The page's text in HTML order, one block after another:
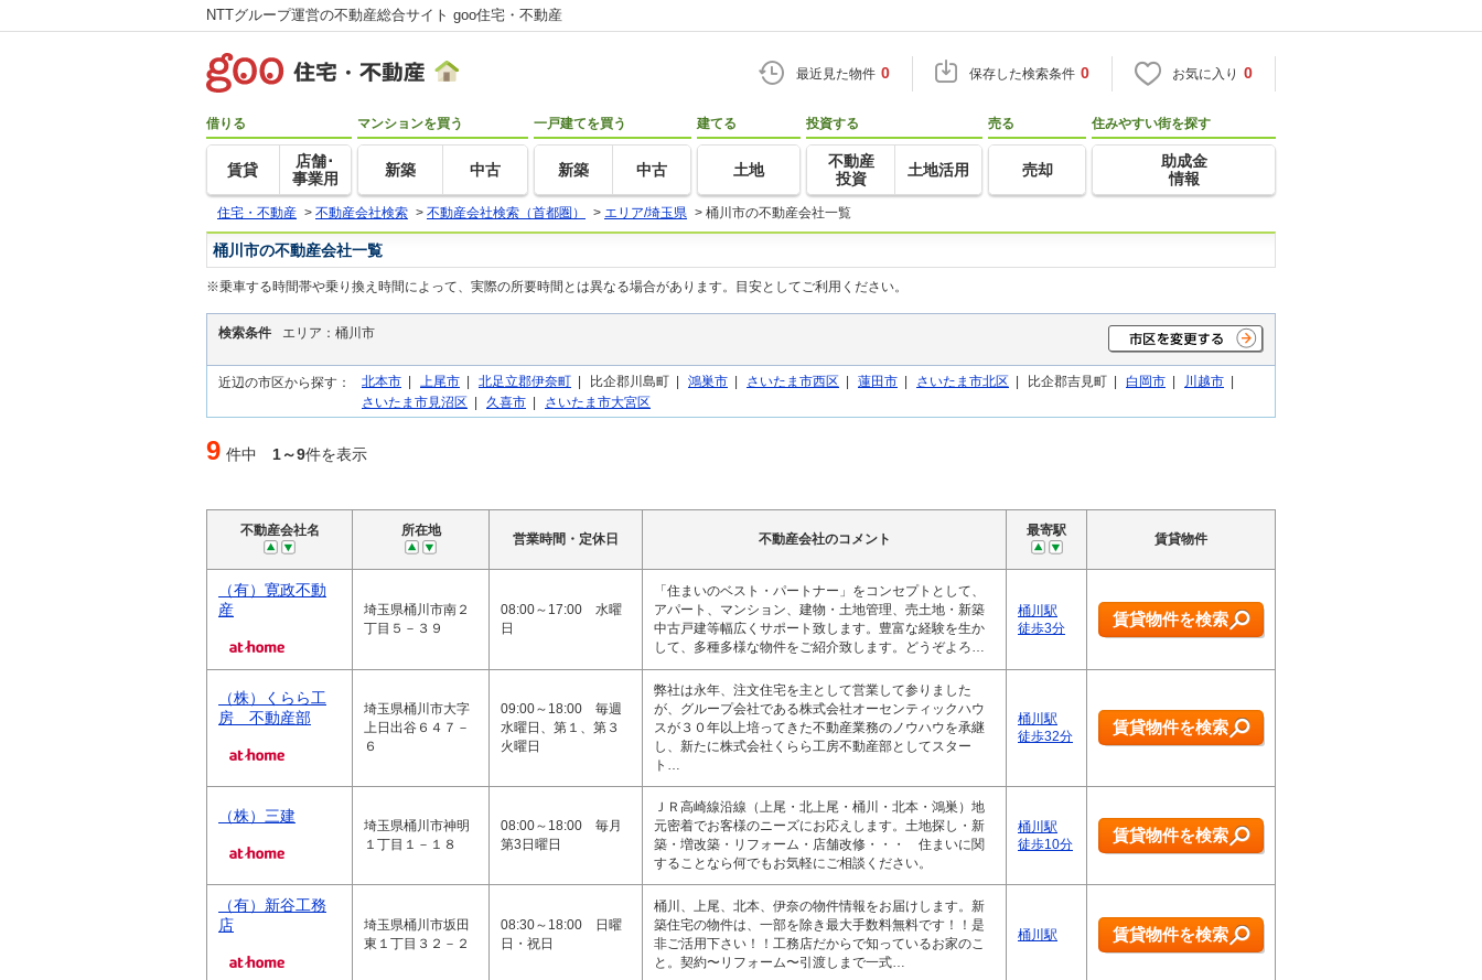
NTTグループ運営の不動産総合サイト goo住宅・不動産
最近見た物件 0 保存した検索条件 0 お気に入り 0
借りる
賃貸
店舗･
事業用
マンションを買う
新築 中古
一戸建てを買う
新築 中古
建てる
土地
投資する
不動産
投資
土地活用
売る
売却
住みやすい街を探す
助成金
情報
住宅・不動産 > 不動産会社検索 > 不動産会社検索（首都圏） > エリア/埼玉県 > 桶川市の不動産会社一覧
桶川市の不動産会社一覧
※乗車する時間帯や乗り換え時間によって、実際の所要時間とは異なる場合があります。目安としてご利用ください。
検索条件 エリア：桶川市
近辺の市区から探す： 北本市 | 上尾市 | 北足立郡伊奈町 | 比企郡川島町 | 鴻巣市 | さいたま市西区 | 蓮田市 | さいたま市北区 | 比企郡吉見町 | 白岡市 | 川越市 |
さいたま市見沼区 | 久喜市 | さいたま市大宮区
9 件中 1～9件を表示
不動産会社名 所在地
営業時間・定休日 不動産会社のコメント
最寄駅
賃貸物件
（有）寛政不動
産
埼玉県桶川市南２
丁目５－３９
08:00～17:00 水曜
日
「住まいのベスト・パートナー」をコンセプトとして、
アパート、マンション、建物・土地管理、売土地・新築
中古戸建等幅広くサポート致します。豊富な経験を生か
して、多種多様な物件をご紹介致します。どうぞよろ…
桶川駅
徒歩3分
賃貸物件を検索
（株）くらら工
房 不動産部
埼玉県桶川市大字
上日出谷６４７－
６
09:00～18:00 毎週
水曜日、第１、第３
火曜日
弊社は永年、注文住宅を主として営業して参りました
が、グループ会社である株式会社オーセンティックハウ
スが３０年以上培ってきた不動産業務のノウハウを承継
し、新たに株式会社くらら工房不動産部としてスター
ト…
桶川駅
徒歩32分
賃貸物件を検索
（株）三建
埼玉県桶川市神明
１丁目１－１８
08:00～18:00 毎月
第3日曜日
ＪＲ高崎線沿線（上尾・北上尾・桶川・北本・鴻巣）地
元密着でお客様のニーズにお応えします。土地探し・新
築・増改築・リフォーム・店舗改修・・・ 住まいに関
することなら何でもお気軽にご相談ください。
桶川駅
徒歩10分
賃貸物件を検索
（有）新谷工務
店
埼玉県桶川市坂田
東１丁目３２－２
08:30～18:00 日曜
日・祝日
桶川、上尾、北本、伊奈の物件情報をお届けします。新
築住宅の物件は、一部を除き最大手数料無料です！！是
非ご活用下さい！！工務店だからで知っているお家のこ
と。契約〜リフォーム〜引渡しまで一式…
桶川駅 賃貸物件を検索